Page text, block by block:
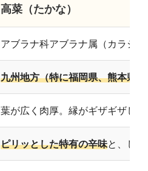
高菜（たかな）
アブラナ科アブラナ属（カラシ
九州地方（特に福岡県、熊本県）
葉が広く肉厚。縁がギザギザし
ピリッとした特有の辛味と、し